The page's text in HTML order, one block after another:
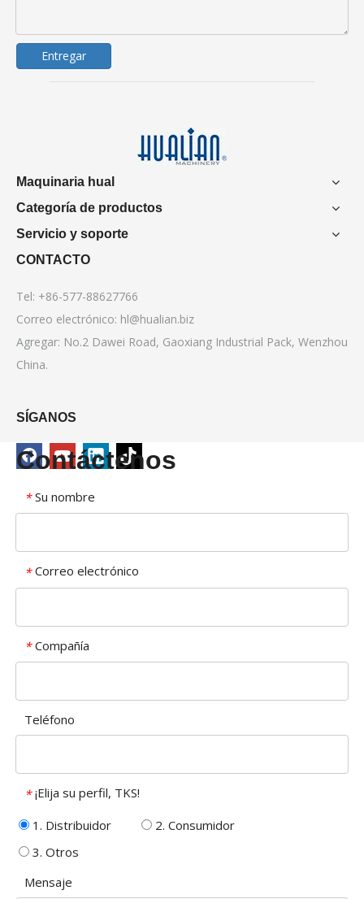
Entregar
Maquinaria hual
Categoría de productos
Servicio y soporte
CONTACTO
Tel: +86-577-88627766
Correo electrónico: hl@hualian.biz
Agregar: No.2 Dawei Road, Gaoxiang Industrial Pack, Wenzhou
China.
SÍGANOS
Contáctenos
* Su nombre
* Correo electrónico
* Compañía
Teléfono
* ¡Elija su perfil, TKS!
1. Distribuidor
2. Consumidor
3. Otros
Mensaje